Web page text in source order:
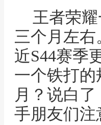
王者荣
三个月左
近S44赛季
一个铁打
月？说白
手朋友们